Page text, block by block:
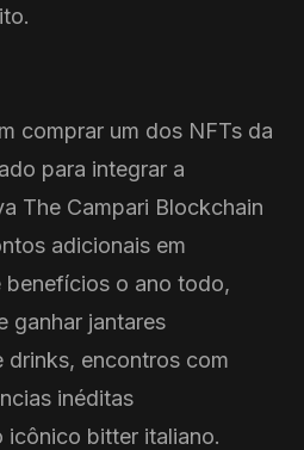
comprar um dos NFTs da
para integrar a
The Campari Blockchain
adicionais em
benefícios o ano todo,
ganhar jantares
encontros com
inéditas
bitter italiano.